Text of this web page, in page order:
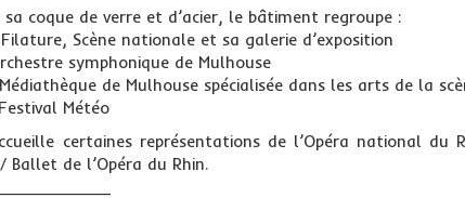
sa coque de verre et d’acier, le bâtiment regroupe :
Scène nationale et sa galerie d’exposition
symphonique de Mulhouse
de Mulhouse spécialisée dans les arts de la
Météo
certaines représentations de l’Opéra national du
/ Ballet de l’Opéra du Rhin.